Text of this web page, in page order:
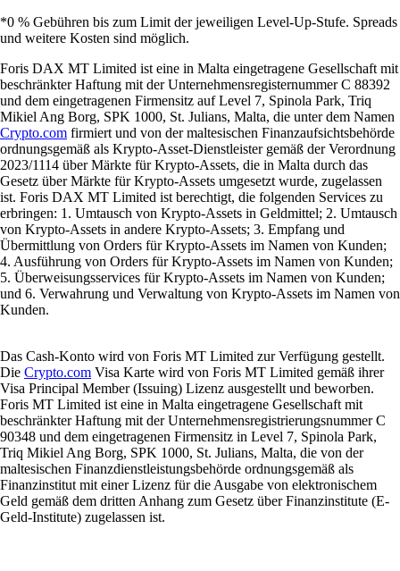
*0 % Gebühren bis zum Limit der jeweiligen Level-Up-Stufe. Spreads
und weitere Kosten sind möglich.
Foris DAX MT Limited ist eine in Malta eingetragene Gesellschaft mit
beschränkter Haftung mit der Unternehmensregisternummer C 88392
und dem eingetragenen Firmensitz auf Level 7, Spinola Park, Triq
Mikiel Ang Borg, SPK 1000, St. Julians, Malta, die unter dem Namen
Crypto.com firmiert und von der maltesischen Finanzaufsichtsbehörde
ordnungsgemäß als Krypto-Asset-Dienstleister gemäß der Verordnung
2023/1114 über Märkte für Krypto-Assets, die in Malta durch das
Gesetz über Märkte für Krypto-Assets umgesetzt wurde, zugelassen
ist. Foris DAX MT Limited ist berechtigt, die folgenden Services zu
erbringen: 1. Umtausch von Krypto-Assets in Geldmittel; 2. Umtausch
von Krypto-Assets in andere Krypto-Assets; 3. Empfang und
Übermittlung von Orders für Krypto-Assets im Namen von Kunden;
4. Ausführung von Orders für Krypto-Assets im Namen von Kunden;
5. Überweisungsservices für Krypto-Assets im Namen von Kunden;
und 6. Verwahrung und Verwaltung von Krypto-Assets im Namen von
Kunden.
Das Cash-Konto wird von Foris MT Limited zur Verfügung gestellt.
Die Crypto.com Visa Karte wird von Foris MT Limited gemäß ihrer
Visa Principal Member (Issuing) Lizenz ausgestellt und beworben.
Foris MT Limited ist eine in Malta eingetragene Gesellschaft mit
beschränkter Haftung mit der Unternehmensregistrierungsnummer C
90348 und dem eingetragenen Firmensitz in Level 7, Spinola Park,
Triq Mikiel Ang Borg, SPK 1000, St. Julians, Malta, die von der
maltesischen Finanzdienstleistungsbehörde ordnungsgemäß als
Finanzinstitut mit einer Lizenz für die Ausgabe von elektronischem
Geld gemäß dem dritten Anhang zum Gesetz über Finanzinstitute (E-
Geld-Institute) zugelassen ist.